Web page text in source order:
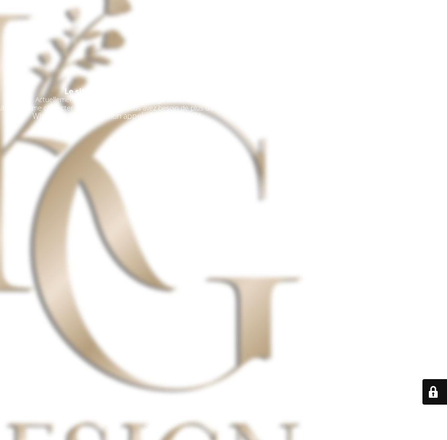
Le site est en maintenance
Actuellement, je suis en période de congé maternité.
pas à me contacter sur WhatsApp si vous avez besoin de plus d'informations.
Whatsapp Message / non appel : 07.68.93.90.74